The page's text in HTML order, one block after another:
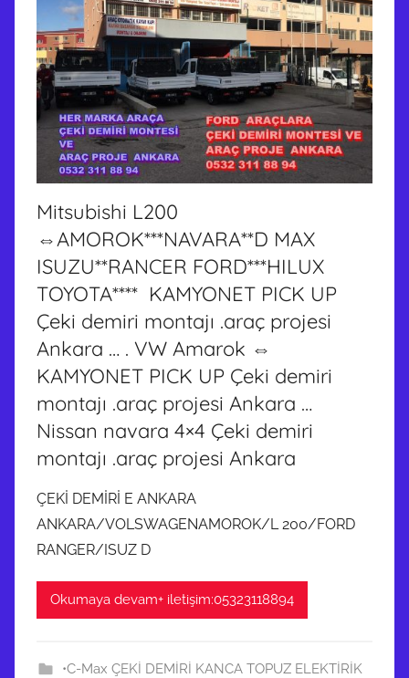
Mitsubishi L200
⇔AMOROK***NAVARA**D MAX
ISUZU**RANCER FORD***HILUX
TOYOTA**** KAMYONET PICK UP
Çeki demiri montajı .araç projesi
Ankara … . VW Amarok ⇔
KAMYONET PICK UP Çeki demiri
montajı .araç projesi Ankara …
Nissan navara 4×4 Çeki demiri
montajı .araç projesi Ankara
ÇEKİ DEMİRİ E ANKARA
ANKARA/VOLSWAGENAMOROK/L 200/FORD
RANGER/ISUZ D
Okumaya devam+ iletişim:05323118894
•C-Max ÇEKİ DEMİRİ KANCA TOPUZ ELEKTİRİK